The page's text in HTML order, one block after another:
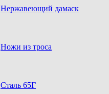
Нержавеющий дамаск
Ножи из троса
Сталь 65Г